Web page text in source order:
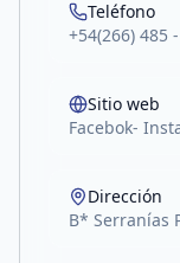
Teléfono
+54(266) 485
Sitio web
Facebok-
Dirección
B* Serranías